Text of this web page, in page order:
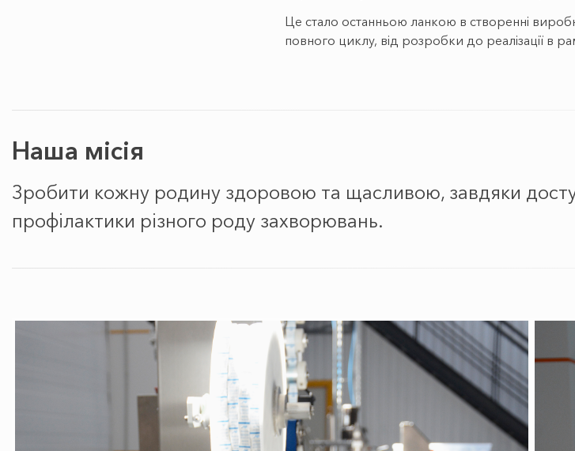
Це стало останньою ланкою в створенні
повного циклу, від розробки до реалізації в
Наша місія
Зробити кожну родину здоровою та щасливою, завдяки
профілактики різного роду захворювань.